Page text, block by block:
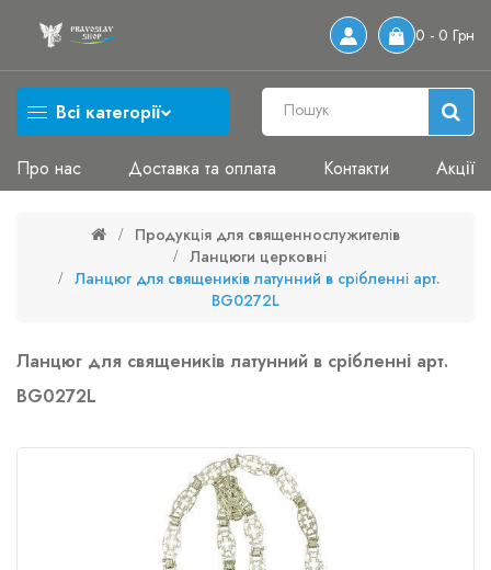
0 - 0 Грн
Всі категорії
Про нас Доставка та оплата Контакти Акції
Продукція для священнослужителів
Ланцюги церковні
Ланцюг для священиків латунний в срібленні арт.
BG0272L
Ланцюг для священиків латунний в срібленні арт.
BG0272L